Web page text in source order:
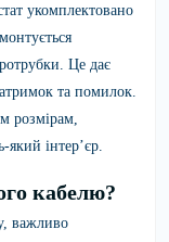
укомплектовано
Це дає
та помилок.
розмірам,
який інтер’єр.
кабелю?
важливо